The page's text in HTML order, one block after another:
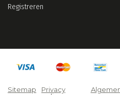
Registreren
Sitemap
Privacy